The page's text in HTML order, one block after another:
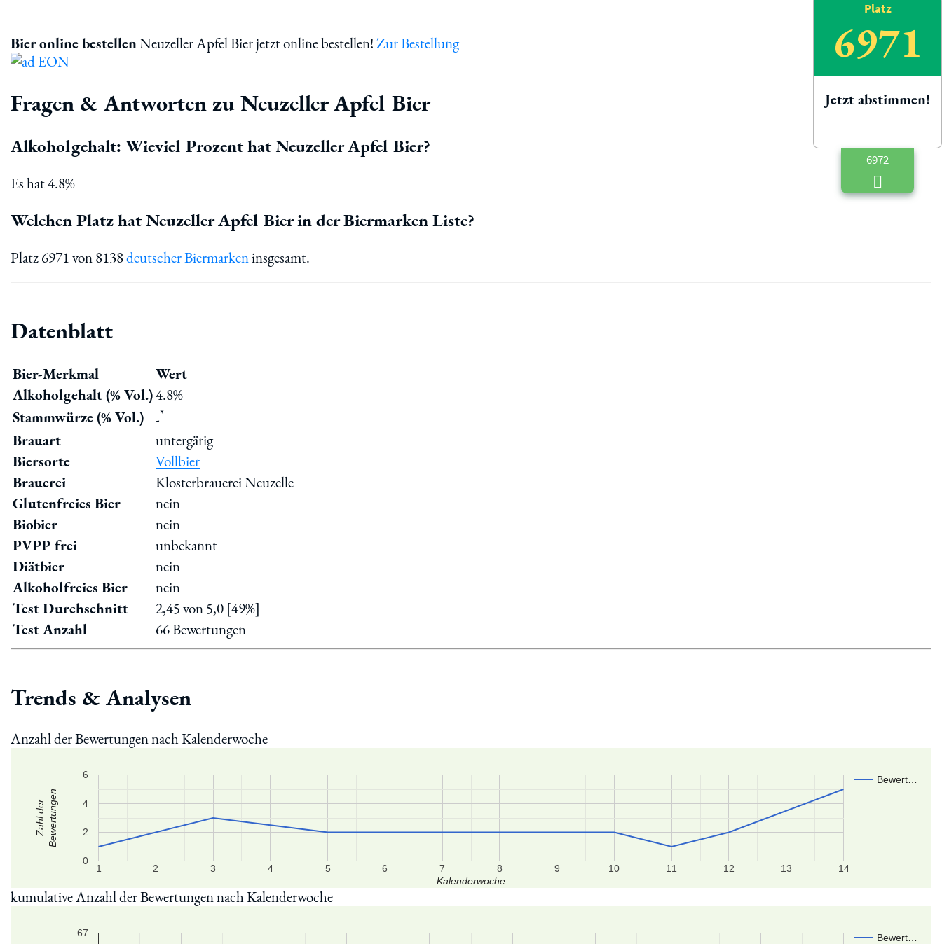
Platz
6971
Jetzt abstimmen!
6972
Bier online bestellenNeuzeller Apfel Bier jetzt online bestellen!Zur Bestellung
Fragen & Antworten zu Neuzeller Apfel Bier
Alkoholgehalt: Wieviel Prozent hat Neuzeller Apfel Bier?
Es hat 4.8%
Welchen Platz hat Neuzeller Apfel Bier in der Biermarken Liste?
Platz 6971 von 8138deutscher Biermarkeninsgesamt.
Datenblatt
Bier-Merkmal
Wert
Alkoholgehalt (% Vol.)4.8%
Stammwürze (% Vol.)
-*
Brauart
untergärig
Biersorte
Vollbier
Brauerei
Klosterbrauerei Neuzelle
Glutenfreies Bier
nein
Biobier
nein
PVPP frei
unbekannt
Diätbier
nein
Alkoholfreies Bier
nein
Test Durchschnitt
2,45 von 5,0 [49%]
Test Anzahl
66 Bewertungen
Trends & Analysen
Anzahl der Bewertungen nach Kalenderwoche
Bewert…
1 2 3 4 5 6 7 8 9 10 11 12 13 14
0
2
4
6
Kalenderwoche
Zahl derBewertungen
kumulative Anzahl der Bewertungen nach Kalenderwoche
Bewert…
67